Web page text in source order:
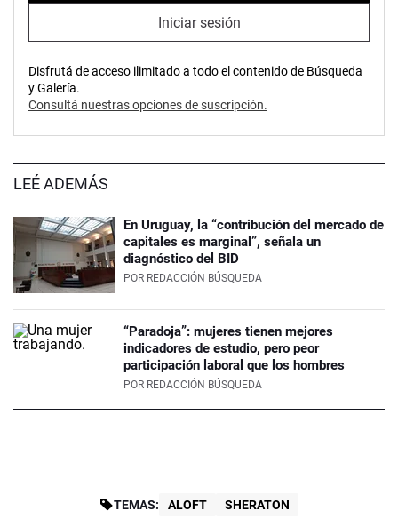
Iniciar sesión
Disfrutá de acceso ilimitado a todo el contenido de Búsqueda
y Galería.
Consultá nuestras opciones de suscripción.
LEÉ ADEMÁS
En Uruguay, la “contribución del mercado de
capitales es marginal”, señala un
diagnóstico del BID
POR REDACCIÓN BÚSQUEDA
“Paradoja”: mujeres tienen mejores
indicadores de estudio, pero peor
participación laboral que los hombres
POR REDACCIÓN BÚSQUEDA
TEMAS: ALOFT SHERATON